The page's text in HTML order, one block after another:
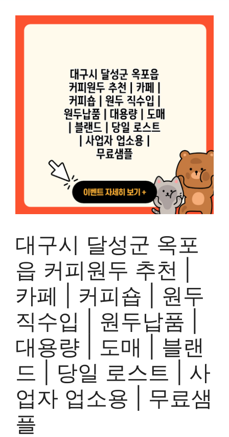
대구시 달성군 옥포
읍 커피원두 추천 |
카페 | 커피숍 | 원두
직수입 | 원두납품 |
대용량 | 도매 | 블랜
드 | 당일 로스트 | 사
업자 업소용 | 무료샘
플